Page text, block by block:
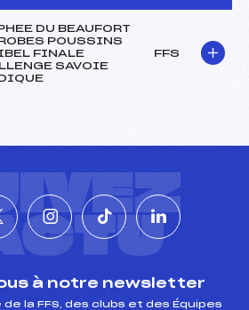
DU BEAUFORT
POUSSINS
FINALE
SAVOIE
FFS
à notre newsletter
la FFS, des clubs et des Équipes